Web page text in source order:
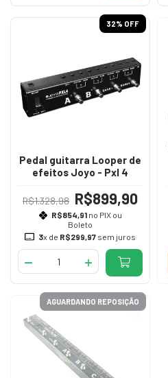
32% OFF
Pedal guitarra Looper de
efeitos Joyo - Pxl 4
R$1.328,98 R$899,90
R$854,91no PIX ou
Boleto
3x de R$299,97sem juros
AGUARDANDO REPOSIÇÃO